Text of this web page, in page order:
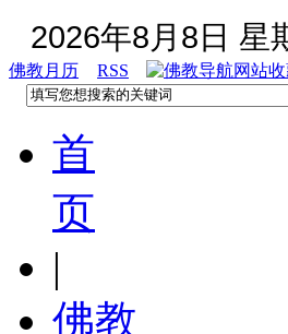
2026年8月8日 星
佛教月历 RSS
首
页
|
佛教